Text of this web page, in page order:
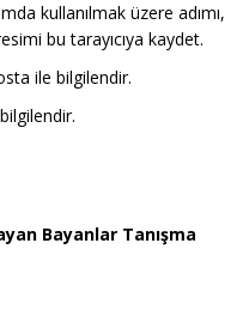
kullanılmak üzere adımı,
bu tarayıcıya kaydet.
ile bilgilendir.
Bayanlar Tanışma